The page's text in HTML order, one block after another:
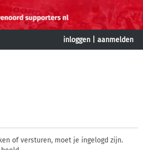
inloggen aanmelden
of versturen, moet je ingelogd zijn.